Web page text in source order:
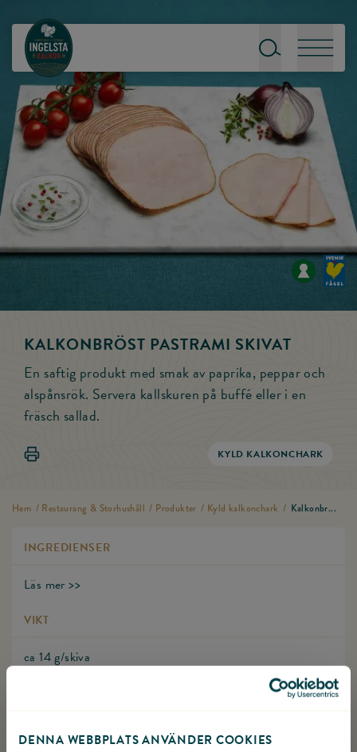
DENNA WEBBPLATS ANVÄNDER COOKIES
Till startsidan
Sök
Meny
KALKONBRÖST PASTRAMI SKIVAT
En saftig produkt med smak av paprika, peppar och
alspånsrök. Servera kallskuren på buffé eller i en
fräsch sallad.
Skriv ut Kalkonbröst pastrami skivatKYLD KALKONCHARK
Hem / Restaurang & Storhushåll / Produkter / Kyld kalkonchark / Kalkonbr...
INGREDIENSER
Läs mer >>
VIKT
ca 14 g/skiva